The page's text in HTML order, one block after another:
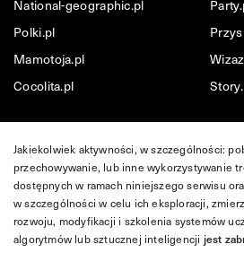
National-geographic.pl
Polki.pl
Mamotoja.pl
Cocolita.pl
Jakiekolwiek aktywności, w szczególności:
przechowywanie, lub inne wykorzystywanie
dostępnych w ramach niniejszego serwisu
w szczególności w celu ich eksploracji,
rozwoju, modyfikacji i szkolenia systemów
algorytmów lub sztucznej inteligencji jest